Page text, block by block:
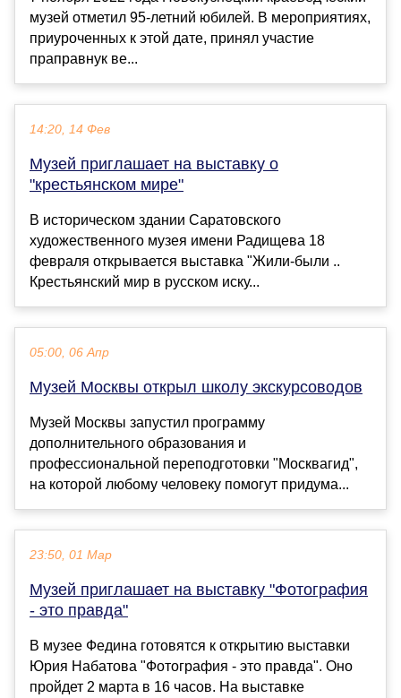
музей отметил 95-летний юбилей. В мероприятиях,
приуроченных к этой дате, принял участие
праправнук ве...
14:20, 14 Фев
Музей приглашает на выставку о
"крестьянском мире"
В историческом здании Саратовского
художественного музея имени Радищева 18
февраля открывается выставка "Жили-были ..
Крестьянский мир в русском иску...
05:00, 06 Апр
Музей Москвы открыл школу экскурсоводов
Музей Москвы запустил программу
дополнительного образования и
профессиональной переподготовки "Москвагид",
на которой любому человеку помогут придума...
23:50, 01 Мар
Музей приглашает на выставку "Фотография
- это правда"
В музее Федина готовятся к открытию выставки
Юрия Набатова "Фотография - это правда". Оно
пройдет 2 марта в 16 часов. На выставке